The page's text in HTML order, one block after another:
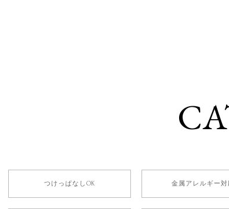
つけっぱなしOK 金属アレルギー対